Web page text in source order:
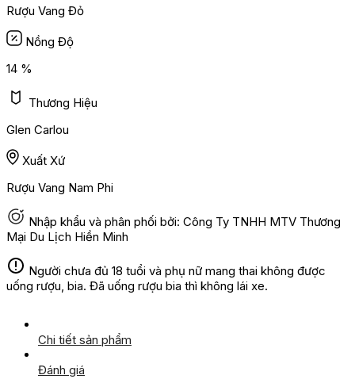
Rượu Vang Đỏ
Nồng Độ
14 %
Thương Hiệu
Glen Carlou
Xuất Xứ
Rượu Vang Nam Phi
Nhập khẩu và phân phối bởi: Công Ty TNHH MTV Thương
Mại Du Lịch Hiền Minh
Người chưa đủ 18 tuổi và phụ nữ mang thai không được
uống rượu, bia. Đã uống rượu bia thì không lái xe.
Chi tiết sản phẩm
Đánh giá